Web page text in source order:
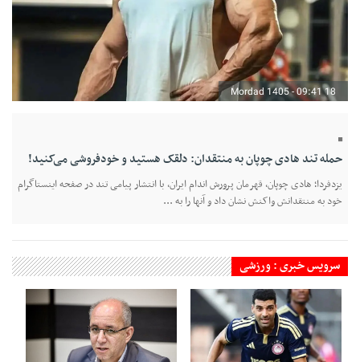
18 Mordad 1405 - 09:41
حمله تند هادی چوپان به منتقدان: دلقک هستید و خودفروشی می‌کنید!
یزدفردا؛ هادی چوپان، قهرمان پرورش اندام ایران، با انتشار پیامی تند در صفحه اینستاگرام
خود به منتقدانش واکنش نشان داد و آنها را به ...
سرویس خبری : ورزشی